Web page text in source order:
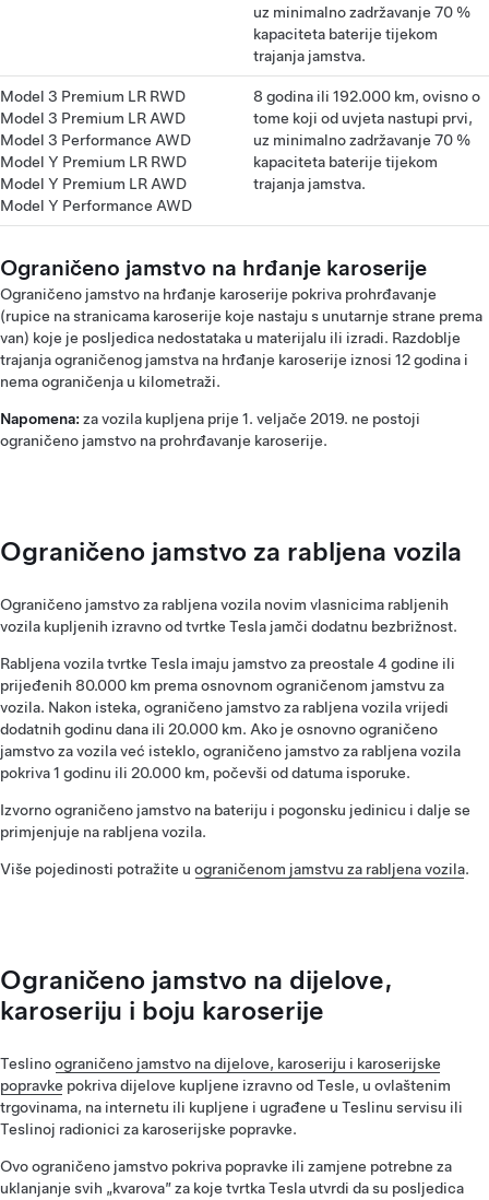
uz minimalno zadržavanje 70 %
kapaciteta baterije tijekom
trajanja jamstva.
Model 3 Premium LR RWD
Model 3 Premium LR AWD
Model 3 Performance AWD
Model Y Premium LR RWD
Model Y Premium LR AWD
Model Y Performance AWD
8 godina ili 192.000 km, ovisno o
tome koji od uvjeta nastupi prvi,
uz minimalno zadržavanje 70 %
kapaciteta baterije tijekom
trajanja jamstva.
Ograničeno jamstvo na hrđanje karoserije
Ograničeno jamstvo na hrđanje karoserije pokriva prohrđavanje
(rupice na stranicama karoserije koje nastaju s unutarnje strane prema
van) koje je posljedica nedostataka u materijalu ili izradi. Razdoblje
trajanja ograničenog jamstva na hrđanje karoserije iznosi 12 godina i
nema ograničenja u kilometraži.
Napomena: za vozila kupljena prije 1. veljače 2019. ne postoji
ograničeno jamstvo na prohrđavanje karoserije.
Ograničeno jamstvo za rabljena vozila
Ograničeno jamstvo za rabljena vozila novim vlasnicima rabljenih
vozila kupljenih izravno od tvrtke Tesla jamči dodatnu bezbrižnost.
Rabljena vozila tvrtke Tesla imaju jamstvo za preostale 4 godine ili
prijeđenih 80.000 km prema osnovnom ograničenom jamstvu za
vozila. Nakon isteka, ograničeno jamstvo za rabljena vozila vrijedi
dodatnih godinu dana ili 20.000 km. Ako je osnovno ograničeno
jamstvo za vozila već isteklo, ograničeno jamstvo za rabljena vozila
pokriva 1 godinu ili 20.000 km, počevši od datuma isporuke.
Izvorno ograničeno jamstvo na bateriju i pogonsku jedinicu i dalje se
primjenjuje na rabljena vozila.
Više pojedinosti potražite u ograničenom jamstvu za rabljena vozila.
Ograničeno jamstvo na dijelove,
karoseriju i boju karoserije
Teslinoograničeno jamstvo na dijelove, karoseriju i karoserijske
popravke pokriva dijelove kupljene izravno od Tesle, u ovlaštenim
trgovinama, na internetu ili kupljene i ugrađene u Teslinu servisu ili
Teslinoj radionici za karoserijske popravke.
Ovo ograničeno jamstvo pokriva popravke ili zamjene potrebne za
uklanjanje svih „kvarova” za koje tvrtka Tesla utvrdi da su posljedica